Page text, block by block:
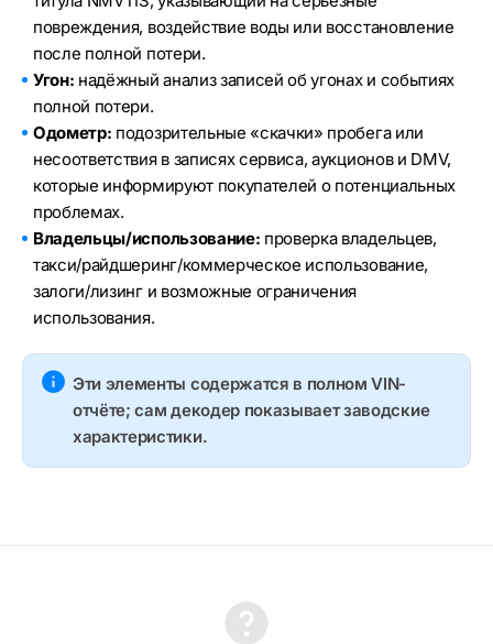
повреждения, воздействие воды или восстановление
после полной потери.
Угон: надёжный анализ записей об угонах и событиях
полной потери.
Одометр: подозрительные «скачки» пробега или
несоответствия в записях сервиса, аукционов и DMV,
которые информируют покупателей о потенциальных
проблемах.
Владельцы/использование: проверка владельцев,
такси/райдшеринг/коммерческое использование,
залоги/лизинг и возможные ограничения
использования.
Эти элементы содержатся в полном VIN-
отчёте; сам декодер показывает заводские
характеристики.